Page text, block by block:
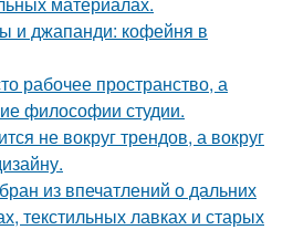
и джапанди: кофейня в
рабочее пространство, а
философии студии.
не вокруг трендов, а вокруг
из впечатлений о дальних
текстильных лавках и старых